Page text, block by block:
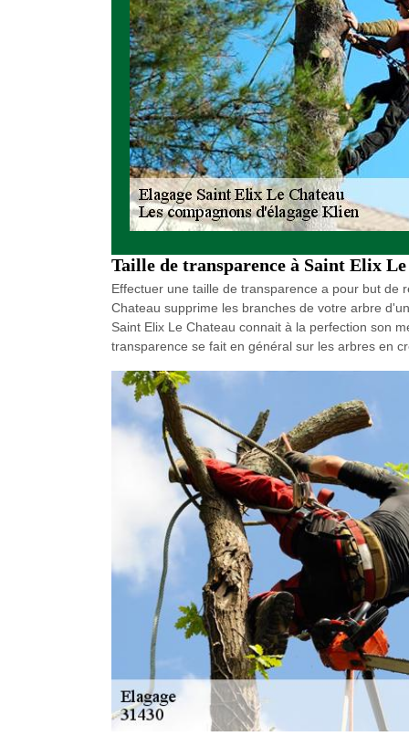
Taille de transparence à Saint Elix Le
Effectuer une taille de transparence a pour but de
Chateau supprime les branches de votre arbre
Saint Elix Le Chateau connait à la perfection son
transparence se fait en général sur les arbres en